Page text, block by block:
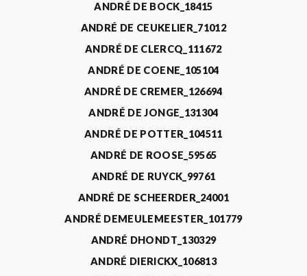
ANDRÉ DE BOCK_18415
ANDRÉ DE CEUKELIER_71012
ANDRÉ DE CLERCQ_111672
ANDRÉ DE COENE_105104
ANDRÉ DE CREMER_126694
ANDRÉ DE JONGE_131304
ANDRÉ DE POTTER_104511
ANDRÉ DE ROOSE_59565
ANDRÉ DE RUYCK_99761
ANDRÉ DE SCHEERDER_24001
ANDRÉ DEMEULEMEESTER_101779
ANDRÉ DHONDT_130329
ANDRÉ DIERICKX_106813